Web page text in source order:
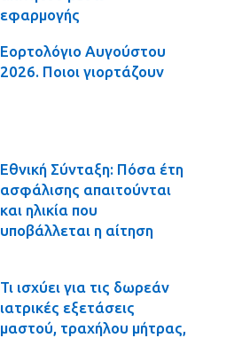
εφαρμογής
Εορτολόγιο Αυγούστου
2026. Ποιοι γιορτάζουν
Εθνική Σύνταξη: Πόσα έτη
ασφάλισης απαιτούνται
και ηλικία που
υποβάλλεται η αίτηση
Τι ισχύει για τις δωρεάν
ιατρικές εξετάσεις
μαστού, τραχήλου μήτρας,